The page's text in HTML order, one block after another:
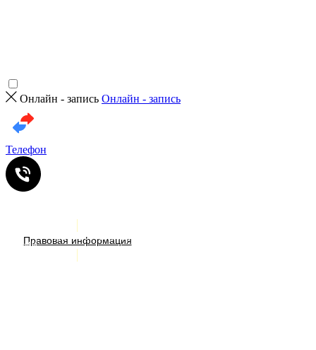
Правовая информация
Акции
ИМЕЮТСЯ ПРОТИВОПОКАЗАНИЯ. НЕОБХОДИМА
КОНСУЛЬТАЦИЯ СПЕЦИАЛИСТА
Онлайн - запись Онлайн - запись
Телефон